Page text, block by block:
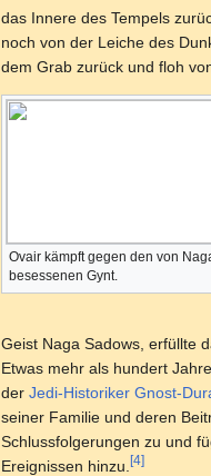
das Innere des Tempels
noch von der Leiche des
dem Grab zurück und floh
Ovair kämpft gegen den von
besessenen Gynt.
Geist Naga Sadows, erfüllte
Etwas mehr als hundert
der Jedi-Historiker Gnost-
seiner Familie und deren
Schlussfolgerungen zu und
Ereignissen hinzu. [4]